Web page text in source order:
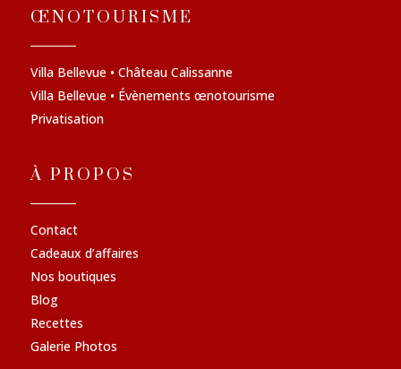
ŒNOTOURISME
Villa Bellevue • Château Calissanne
Villa Bellevue • Évènements œnotourisme
Privatisation
À PROPOS
Contact
Cadeaux d’affaires
Nos boutiques
Blog
Recettes
Galerie Photos